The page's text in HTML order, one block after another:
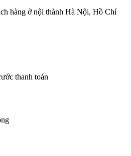
hàng ở nội thành Hà Nội, Hồ Chí
thanh toán